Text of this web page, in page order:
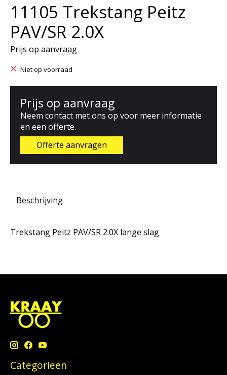
11105 Trekstang Peitz
PAV/SR 2.0X
Prijs op aanvraag
Niet op voorraad
Prijs op aanvraag
Neem contact met ons op voor meer informatie
en een offerte.
Offerte aanvragen
Beschrijving
Trekstang Peitz PAV/SR 2.0X lange slag
Categorieën